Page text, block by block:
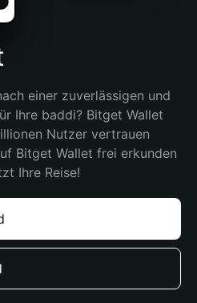
einer zuverlässigen und
Ihre baddi? Bitget Wallet
Nutzer vertrauen
Bitget Wallet frei erkunden
Ihre Reise!